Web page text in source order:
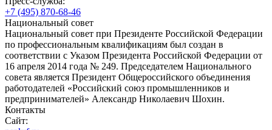
+7 (495) 870-68-46
Национальный совет
Национальный совет при Президенте Российской Федерации
по профессиональным квалификациям был создан в
соответствии с Указом Президента Российской Федерации от
16 апреля 2014 года № 249. Председателем Национального
совета является Президент Общероссийского объединения
работодателей «Российский союз промышленников и
предпринимателей» Александр Николаевич Шохин.
Контакты
Сайт: